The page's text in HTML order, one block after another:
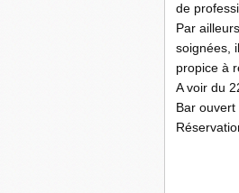
de
Par
soignées,
propice à
A voir du
Bar